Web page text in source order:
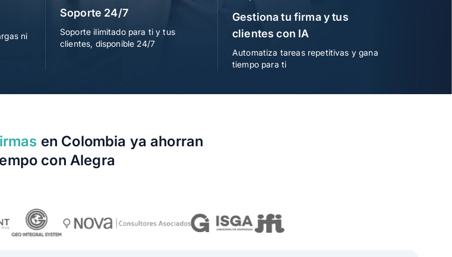
ni
Soporte 24/7
Soporte ilimitado para ti y tus
clientes, disponible 24/7
Gestiona tu firma y tus
clientes con IA
Automatiza tareas repetitivas y gana
tiempo para ti
en Colombia ya ahorran
con Alegra